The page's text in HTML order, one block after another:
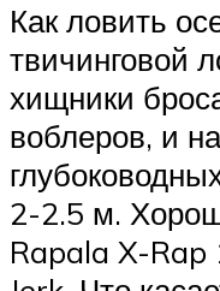
Как ловить
твичинговой
хищники
воблеров, и
2-2.5 м.
Rapala X-